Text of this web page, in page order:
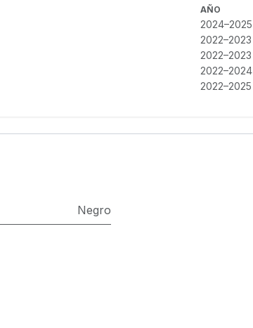
AÑO
2024–2025
2022–2023
2022–2023
2022–2024
2022–2025
Negro